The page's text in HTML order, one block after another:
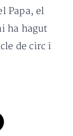
Papa, el
ha hagut
de circ i